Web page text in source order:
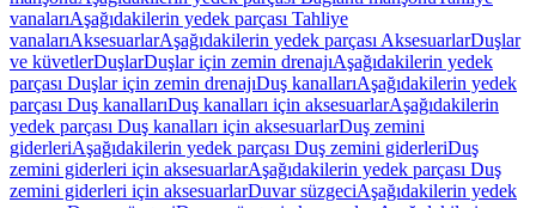
vanalarıAşağıdakilerin yedek parçası Tahliye
vanalarıAksesuarlarAşağıdakilerin yedek parçası AksesuarlarDuşlar
ve küvetlerDuşlarDuşlar için zemin drenajıAşağıdakilerin yedek
parçası Duşlar için zemin drenajıDuş kanallarıAşağıdakilerin yedek
parçası Duş kanallarıDuş kanalları için aksesuarlarAşağıdakilerin
yedek parçası Duş kanalları için aksesuarlarDuş zemini
giderleriAşağıdakilerin yedek parçası Duş zemini giderleriDuş
zemini giderleri için aksesuarlarAşağıdakilerin yedek parçası Duş
zemini giderleri için aksesuarlarDuvar süzgeciAşağıdakilerin yedek